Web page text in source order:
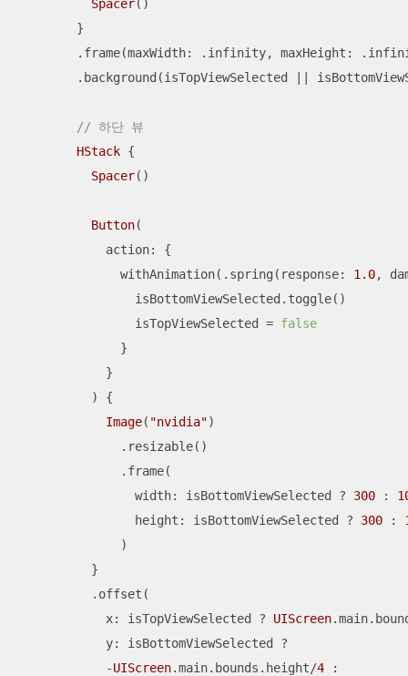
Spacer()
        }
.frame(maxWidth: .infinity, maxHeight:
        .background(isTopViewSelected
// 하단 뷰
HStack {
Spacer()
Button(
            action: {
              withAnimation(.spring(response:
1.0,
                isBottomViewSelected.toggle()
                isTopViewSelected
= false
              }
            }
          ) {
Image( "nvidia")
              .resizable()
              .frame(
                width: isBottomViewSelected
? 300 :
                height: isBottomViewSelected
? 300 :
              )
          }
          .offset(
            x: isTopViewSelected
? UIScreen
            y: isBottomViewSelected
?
-UIScreen.main.bounds.height/4 :